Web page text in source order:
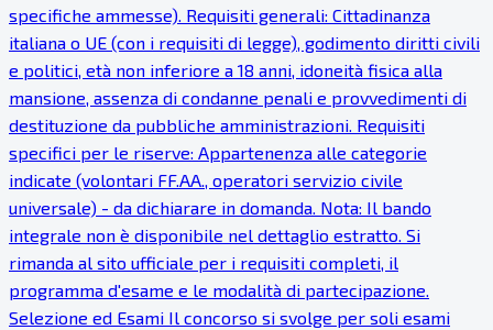
specifiche ammesse). Requisiti generali: Cittadinanza
italiana o UE (con i requisiti di legge), godimento diritti civili
e politici, età non inferiore a 18 anni, idoneità fisica alla
mansione, assenza di condanne penali e provvedimenti di
destituzione da pubbliche amministrazioni. Requisiti
specifici per le riserve: Appartenenza alle categorie
indicate (volontari FF.AA., operatori servizio civile
universale) - da dichiarare in domanda. Nota: Il bando
integrale non è disponibile nel dettaglio estratto. Si
rimanda al sito ufficiale per i requisiti completi, il
programma d'esame e le modalità di partecipazione.
Selezione ed Esami Il concorso si svolge per soli esami